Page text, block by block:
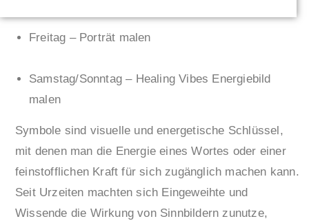
Freitag – Porträt malen
Samstag/Sonntag – Healing Vibes Energiebild
malen
Symbole sind visuelle und energetische Schlüssel,
mit denen man die Energie eines Wortes oder einer
feinstofflichen Kraft für sich zugänglich machen kann.
Seit Urzeiten machten sich Eingeweihte und
Wissende die Wirkung von Sinnbildern zunutze,